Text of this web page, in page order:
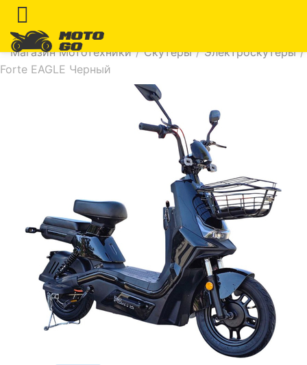
Магазин Мототехники / Скутеры / Электроскутеры /
Forte EAGLE Черный